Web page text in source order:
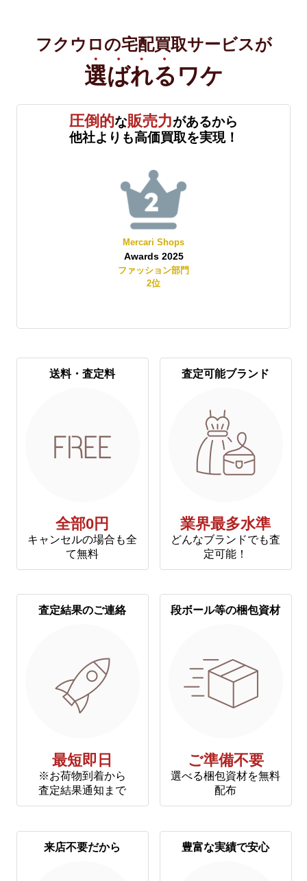
フクウロの宅配買取サービスが
選ばれる ワケ
圧倒的な販売力があるから
他社よりも高価買取を実現！
Mercari Shops
Awards 2025
ファッション部門
2位
送料・査定料
全部0円
キャンセルの場合も全
て無料
査定可能ブランド
業界最多水準
どんなブランドでも査
定可能！
査定結果のご連絡
最短即日
※お荷物到着から
査定結果通知まで
段ボール等の梱包資材
ご準備不要
選べる梱包資材を無料
配布
来店不要だから 豊富な実績で安心